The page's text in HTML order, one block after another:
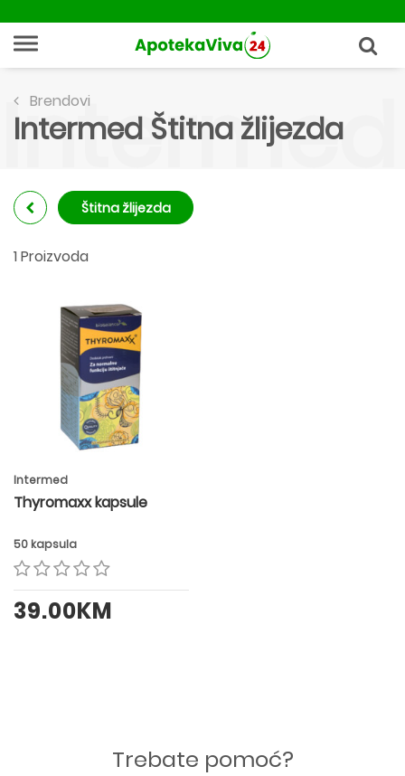
Brendovi
Intermed Štitna žlijezda
Štitna žlijezda
1 Proizvoda
Intermed
Thyromaxx kapsule
50 kapsula
39.00KM
Trebate pomoć?